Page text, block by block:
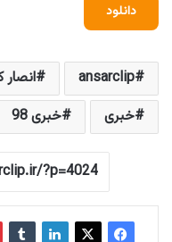
دانلود
ansarclip
خبری
خبری 98